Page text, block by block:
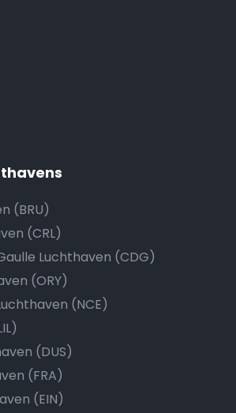
(BRU)
(CRL)
Luchthaven (CDG)
(ORY)
(NCE)
(DUS)
(FRA)
(EIN)